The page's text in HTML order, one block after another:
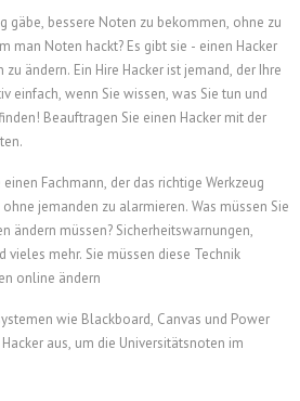
gäbe, bessere Noten zu bekommen, ohne zu
man Noten hackt? Es gibt sie - einen Hacker
ändern. Ein Hire Hacker ist jemand, der Ihre
einfach, wenn Sie wissen, was Sie tun und
Beauftragen Sie einen Hacker mit der
Fachmann, der das richtige Werkzeug
jemanden zu alarmieren. Was müssen Sie
ändern müssen? Sicherheitswarnungen,
vieles mehr. Sie müssen diese Technik
online ändern
wie Blackboard, Canvas und Power
aus, um die Universitätsnoten im